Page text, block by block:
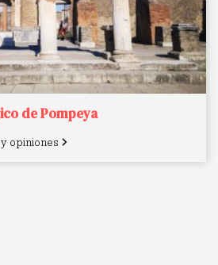
de Pompeya
opiniones